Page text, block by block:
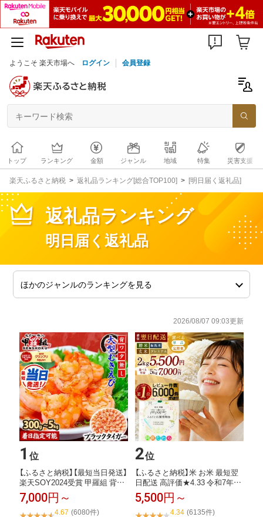
ようこそ 楽天市場へ ログイン 会員登録
トップ ランキング 金額 ジャンル 地域 特集 災害支援
楽天ふるさと納税 返礼品ランキング[総合TOP100] [明日届く返礼品]
返礼品ランキング
明日届く返礼品
1 位
【ふるさと納税】【最短当日発送】
楽天SOY2024受賞 甲羅組 背ワ
タなし...
7,000円～
4.67 (6080件)
2位
【ふるさと納税】米 お米 最短翌
日配送 高評価★4.33 令和7年産
阿蘇...
5,500円～
4.34 (6135件)
2026/08/07 09:03更新